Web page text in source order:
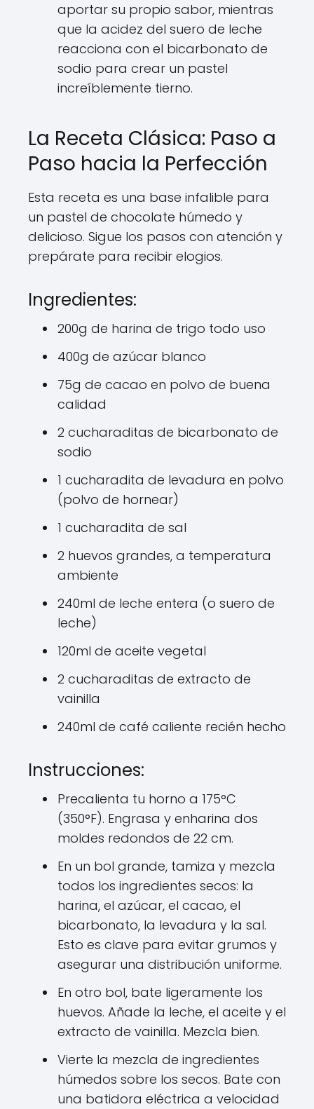
aportar su propio sabor, mientras
que la acidez del suero de leche
reacciona con el bicarbonato de
sodio para crear un pastel
increíblemente tierno.
La Receta Clásica: Paso a
Paso hacia la Perfección
Esta receta es una base infalible para
un pastel de chocolate húmedo y
delicioso. Sigue los pasos con atención y
prepárate para recibir elogios.
Ingredientes:
200g de harina de trigo todo uso
400g de azúcar blanco
75g de cacao en polvo de buena
calidad
2 cucharaditas de bicarbonato de
sodio
1 cucharadita de levadura en polvo
(polvo de hornear)
1 cucharadita de sal
2 huevos grandes, a temperatura
ambiente
240ml de leche entera (o suero de
leche)
120ml de aceite vegetal
2 cucharaditas de extracto de
vainilla
240ml de café caliente recién hecho
Instrucciones:
Precalienta tu horno a 175°C
(350°F). Engrasa y enharina dos
moldes redondos de 22 cm.
En un bol grande, tamiza y mezcla
todos los ingredientes secos: la
harina, el azúcar, el cacao, el
bicarbonato, la levadura y la sal.
Esto es clave para evitar grumos y
asegurar una distribución uniforme.
En otro bol, bate ligeramente los
huevos. Añade la leche, el aceite y el
extracto de vainilla. Mezcla bien.
Vierte la mezcla de ingredientes
húmedos sobre los secos. Bate con
una batidora eléctrica a velocidad